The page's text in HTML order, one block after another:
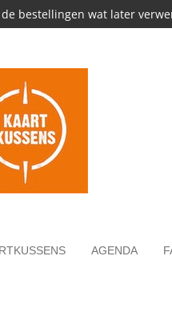
bestellingen wat later
AGENDA